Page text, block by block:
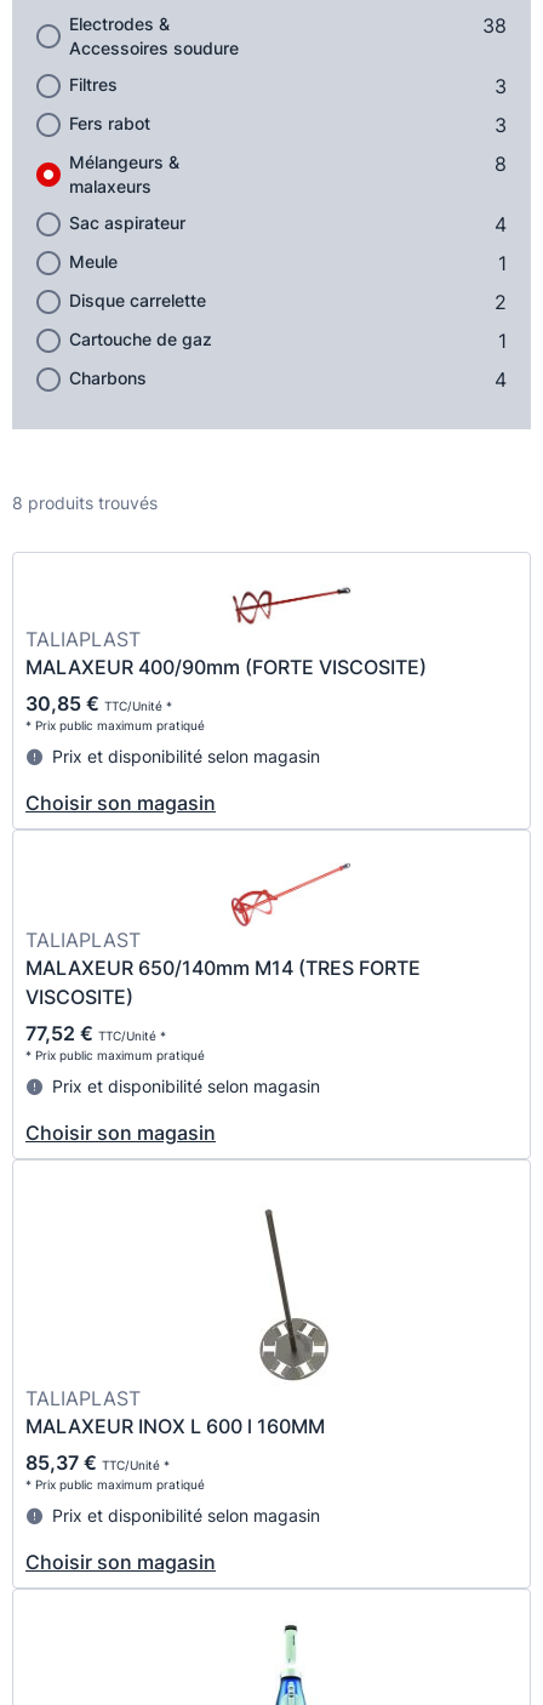
Electrodes &
Accessoires soudure
38
Filtres 3
Fers rabot 3
Mélangeurs &
malaxeurs
8
Sac aspirateur 4
Meule 1
Disque carrelette 2
Cartouche de gaz 1
Charbons 4
8 produits trouvés
TALIAPLAST
MALAXEUR 400/90mm (FORTE VISCOSITE)
30,85 € TTC/Unité *
* Prix public maximum pratiqué
Prix et disponibilité selon magasin
Choisir son magasin
TALIAPLAST
MALAXEUR 650/140mm M14 (TRES FORTE
VISCOSITE)
77,52 € TTC/Unité *
* Prix public maximum pratiqué
Prix et disponibilité selon magasin
Choisir son magasin
TALIAPLAST
MALAXEUR INOX L 600 l 160MM
85,37 € TTC/Unité *
* Prix public maximum pratiqué
Prix et disponibilité selon magasin
Choisir son magasin